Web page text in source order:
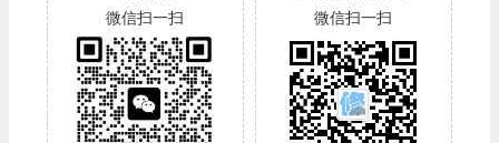
微信扫一扫
微信扫一扫